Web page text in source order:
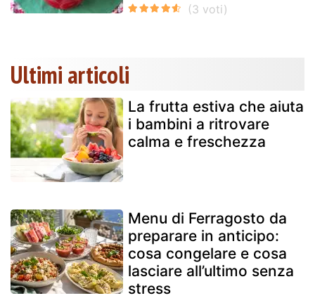
Ultimi articoli
La frutta estiva che aiuta
i bambini a ritrovare
calma e freschezza
Menu di Ferragosto da
preparare in anticipo:
cosa congelare e cosa
lasciare all’ultimo senza
stress